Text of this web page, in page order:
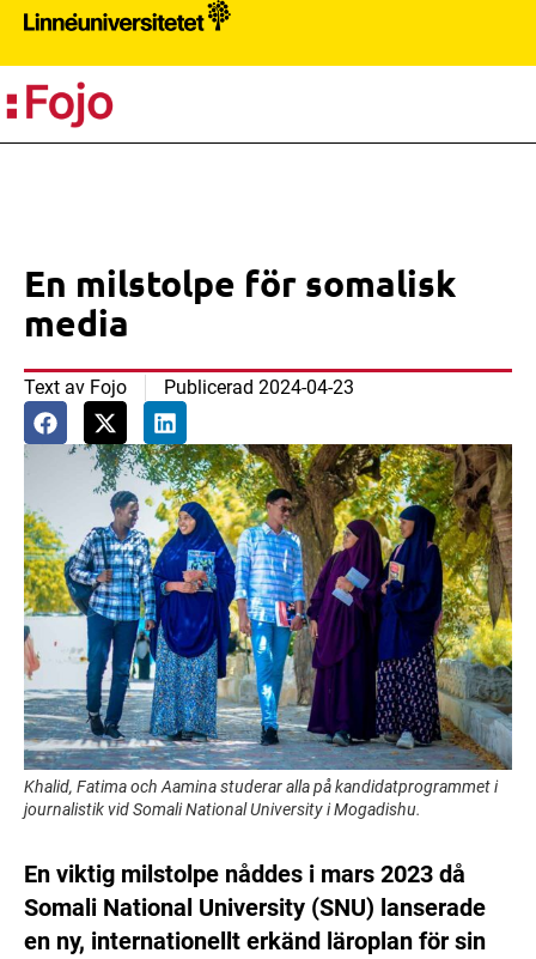
En milstolpe för somalisk
media
Text av Fojo Publicerad 2024-04-23
Khalid, Fatima och Aamina studerar alla på kandidatprogrammet i
journalistik vid Somali National University i Mogadishu.
En viktig milstolpe nåddes i mars 2023 då
Somali National University (SNU) lanserade
en ny, internationellt erkänd läroplan för sin